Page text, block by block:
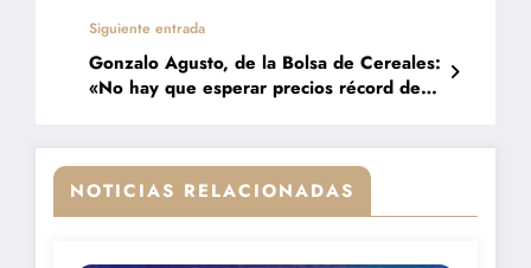
Siguiente entrada
Gonzalo Agusto, de la Bolsa de Cereales:
«No hay que esperar precios récord de
NOTICIAS RELACIONADAS